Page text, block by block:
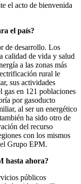
el acto de bienvenida
el país?
de desarrollo. Los
calidad de vida y salud
a las zonas más
rural le
sus actividades
gas en 121 poblaciones
por gasoducto
al ser un energético
ha sido otro de
del recurso
con los mismos
Grupo EPM.
hasta ahora?
públicos